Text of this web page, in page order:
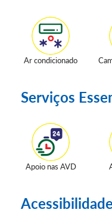
Ar condicionado
Serviços
Apoio nas AVD